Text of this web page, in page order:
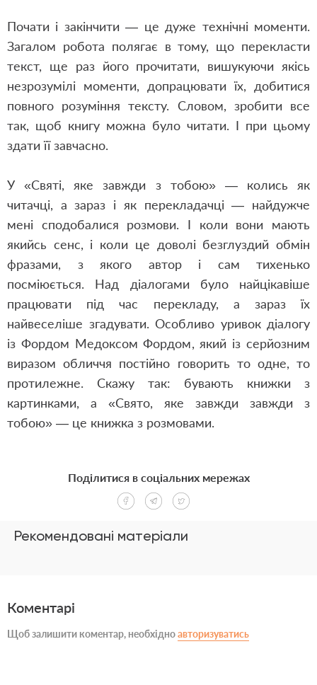
Почати і закінчити — це дуже технічні моменти.
Загалом робота полягає в тому, що перекласти
текст, ще раз його прочитати, вишукуючи якісь
незрозумілі моменти, допрацювати їх, добитися
повного розуміння тексту. Словом, зробити все
так, щоб книгу можна було читати. І при цьому
здати її завчасно.
У «Святі, яке завжди з тобою» — колись як
читачці, а зараз і як перекладачці — найдужче
мені сподобалися розмови. І коли вони мають
якийсь сенс, і коли це доволі безглуздий обмін
фразами, з якого автор і сам тихенько
посміюється. Над діалогами було найцікавіше
працювати під час перекладу, а зараз їх
найвеселіше згадувати. Особливо уривок діалогу
із Фордом Медоксом Фордом, який із серйозним
виразом обличчя постійно говорить то одне, то
протилежне. Скажу так: бувають книжки з
картинками, а «Свято, яке завжди завжди з
тобою» — це книжка з розмовами.
Рекомендовані матеріали
Поділитися в соціальних мережах
Коментарі
Щоб залишити коментар, необхідноавторизуватись